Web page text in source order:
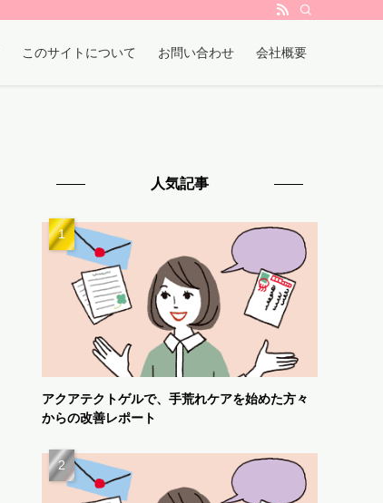
このサイトについて お問い合わせ 会社概要
人気記事
アクアテクトゲルで、手荒れケアを始めた方々
からの改善レポート